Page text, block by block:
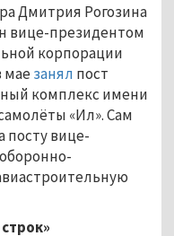
Дмитрия Рогозина
вице-президентом
корпорации
мае занял пост
комплекс имени
«Ил». Сам
посту вице-